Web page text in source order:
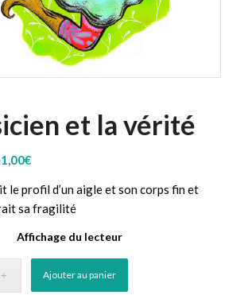
et la vérité
1,00€
le profil d’un aigle et son corps fin et
sa fragilité
Affichage du lecteur
Ajouter au panier